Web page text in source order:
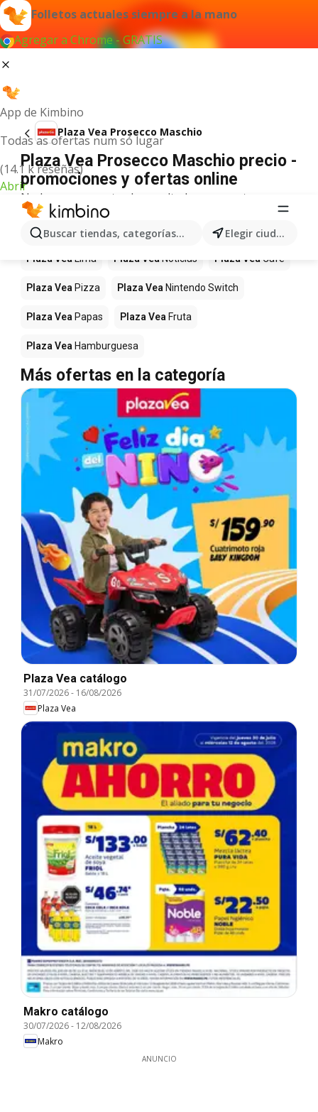
Folletos actuales siempre a la mano
Agregar a Chrome - GRATIS
App de Kimbino
Todas as ofertas num só lugar
(14.1 k reseñas)
Abrir
Buscar tiendas, categorías, productos... Elegir ciudad
Plaza Vea Prosecco Maschio
Plaza Vea Prosecco Maschio precio -
promociones y ofertas online
No hemos encontrado resultados para este
término.
Más productos en tiendas Plaza Vea
Plaza VeaLima Plaza VeaNoticias Plaza Vea Café
Plaza Vea Pizza Plaza Vea Nintendo Switch
Plaza Vea Papas Plaza Vea Fruta
Plaza Vea Hamburguesa
Más ofertas en la categoría
Plaza Vea catálogo
31/07/2026- 16/08/2026
Plaza Vea
Makro catálogo
30/07/2026- 12/08/2026
Makro
ANUNCIO